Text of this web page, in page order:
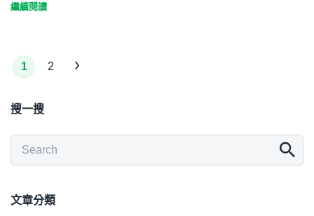
繼續閱讀
1 2
搜一搜
文章分類